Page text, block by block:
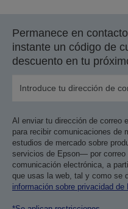
Permanece en
instante un código de
descuento en tu
Al enviar tu dirección de correo
para recibir comunicaciones
estudios de mercado sobre
servicios de Epson— por correo
comunicación electrónica, a
que usas la web, tal y como se
información sobre privacidad de